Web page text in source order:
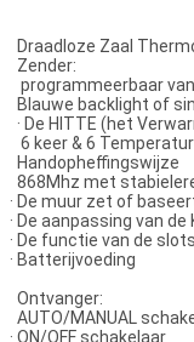
Draadloze Zaal
programmeerbaar van
Blauwe backlight of
HITTE (het
keer & 6
Handopheffingswijze
868Mhz met
De muur zet of
aanpassing van de
De functie van de
Batterijvoeding
MANUAL
OFF schakelaar